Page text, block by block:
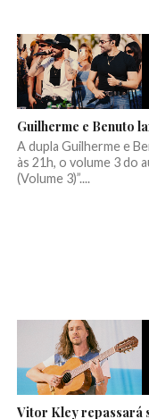
Guilherme e Benuto
A dupla Guilherme e
às 21h, o volume 3 do
(Volume 3)”....
Vitor Kley repassará